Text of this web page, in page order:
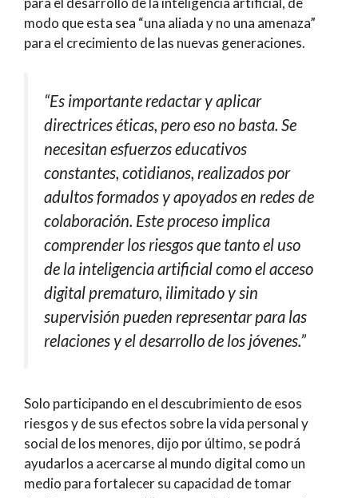
modo que esta sea “una aliada y no una amenaza”
para el crecimiento de las nuevas generaciones.
“Es importante redactar y aplicar
directrices éticas, pero eso no basta. Se
necesitan esfuerzos educativos
constantes, cotidianos, realizados por
adultos formados y apoyados en redes de
colaboración. Este proceso implica
comprender los riesgos que tanto el uso
de la inteligencia artificial como el acceso
digital prematuro, ilimitado y sin
supervisión pueden representar para las
relaciones y el desarrollo de los jóvenes.”
Solo participando en el descubrimiento de esos
riesgos y de sus efectos sobre la vida personal y
social de los menores, dijo por último, se podrá
ayudarlos a acercarse al mundo digital como un
medio para fortalecer su capacidad de tomar